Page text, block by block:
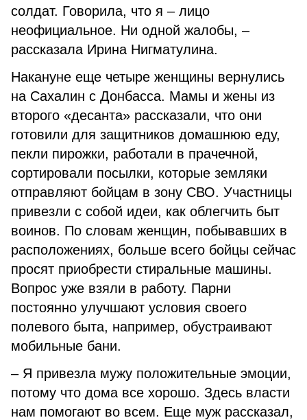
солдат. Говорила, что я – лицо
неофициальное. Ни одной жалобы, –
рассказала Ирина Нигматулина.
Накануне еще четыре женщины вернулись
на Сахалин с Донбасса. Мамы и жены из
второго «десанта» рассказали, что они
готовили для защитников домашнюю еду,
пекли пирожки, работали в прачечной,
сортировали посылки, которые земляки
отправляют бойцам в зону СВО. Участницы
привезли с собой идеи, как облегчить быт
воинов. По словам женщин, побывавших в
расположениях, больше всего бойцы сейчас
просят приобрести стиральные машины.
Вопрос уже взяли в работу. Парни
постоянно улучшают условия своего
полевого быта, например, обустраивают
мобильные бани.
– Я привезла мужу положительные эмоции,
потому что дома все хорошо. Здесь власти
нам помогают во всем. Еще муж рассказал,